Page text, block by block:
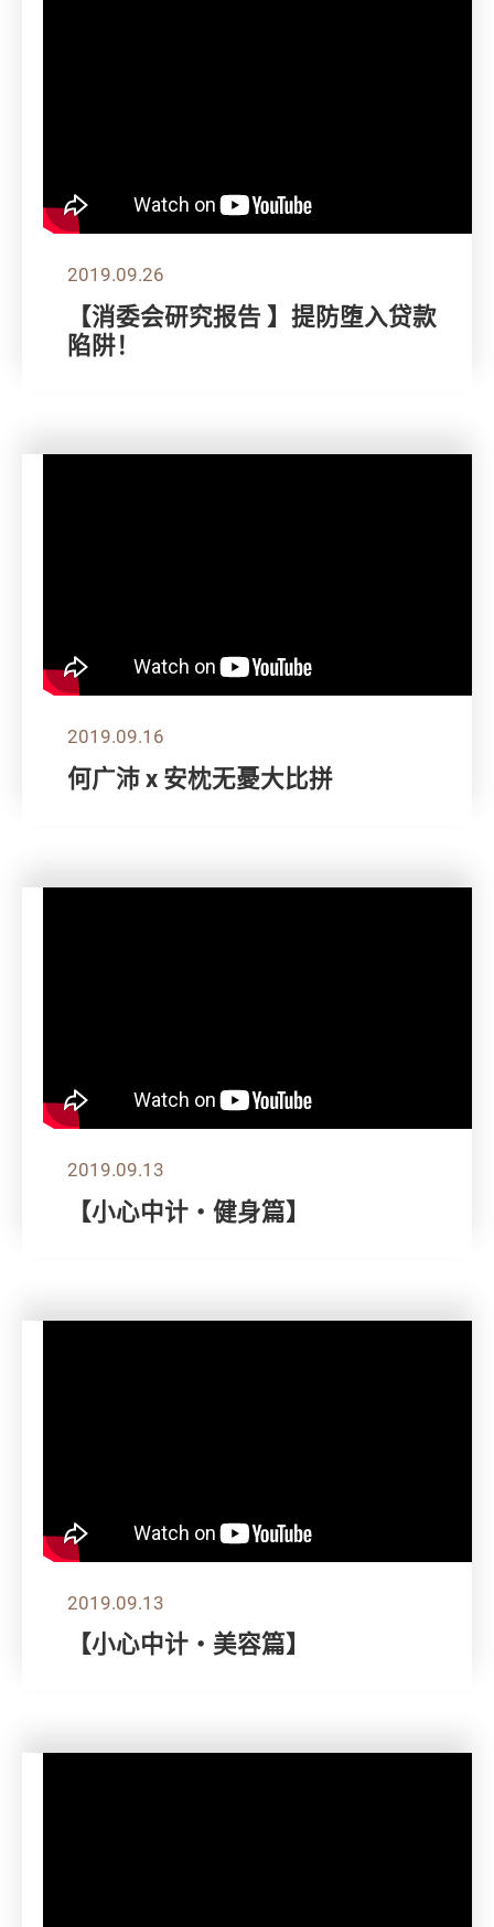
2019.09.26
【消委会研究报告 】提防堕入贷款
陷阱！
2019.09.16
何广沛 x 安枕无憂大比拼
2019.09.13
【小心中计‧健身篇】
2019.09.13
【小心中计‧美容篇】